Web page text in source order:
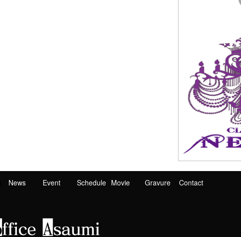
News Event Schedule Movie Gravure Contact